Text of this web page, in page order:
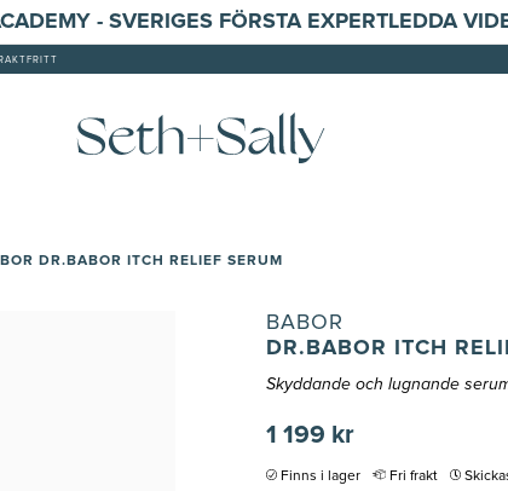
- SVERIGES FÖRSTA EXPERTLEDDA
DR.BABOR ITCH RELIEF SERUM
BABOR
DR.BABOR ITCH
Skyddande och lugnande
1 199 kr
Finns i lager Fri frakt